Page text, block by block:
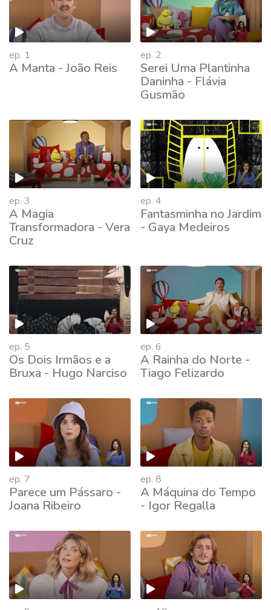
ep. 1
A Manta - João Reis
ep. 2
Serei Uma Plantinha
Daninha - Flávia
Gusmão
ep. 3
A Magia
Transformadora - Vera
Cruz
ep. 4
Fantasminha no Jardim
- Gaya Medeiros
ep. 5
Os Dois Irmãos e a
Bruxa - Hugo Narciso
ep. 6
A Rainha do Norte -
Tiago Felizardo
ep. 7
Parece um Pássaro -
Joana Ribeiro
ep. 8
A Máquina do Tempo
- Igor Regalla